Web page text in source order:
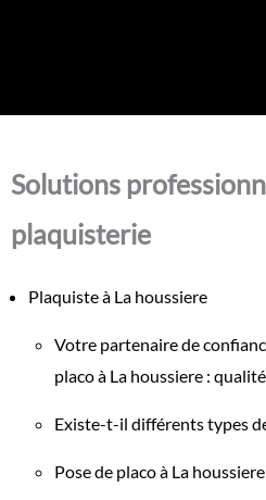
Solutions
plaquisterie
Plaquiste à La houssiere
Votre partenaire de
placo à La houssiere :
Existe-t-il différents types
Pose de placo à La houssiere